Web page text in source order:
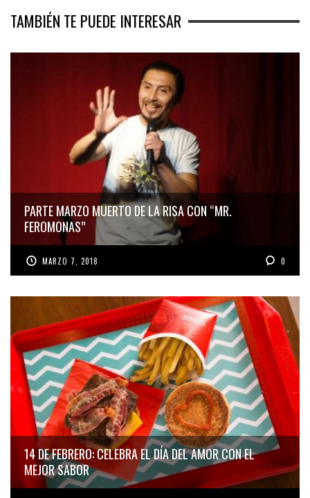
TAMBIÉN TE PUEDE INTERESAR
PARTE MARZO MUERTO DE LA RISA CON “MR.
FEROMONAS”
MARZO 7, 2018 0
14 DE FEBRERO: CELEBRA EL DÍA DEL AMOR CON EL
MEJOR SABOR